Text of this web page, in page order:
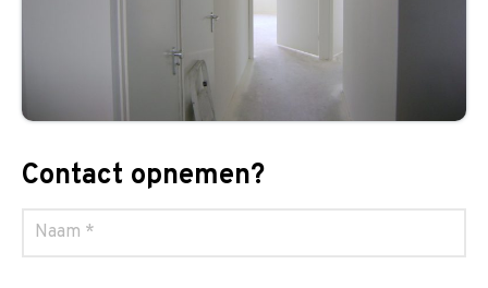
Contact opnemen?